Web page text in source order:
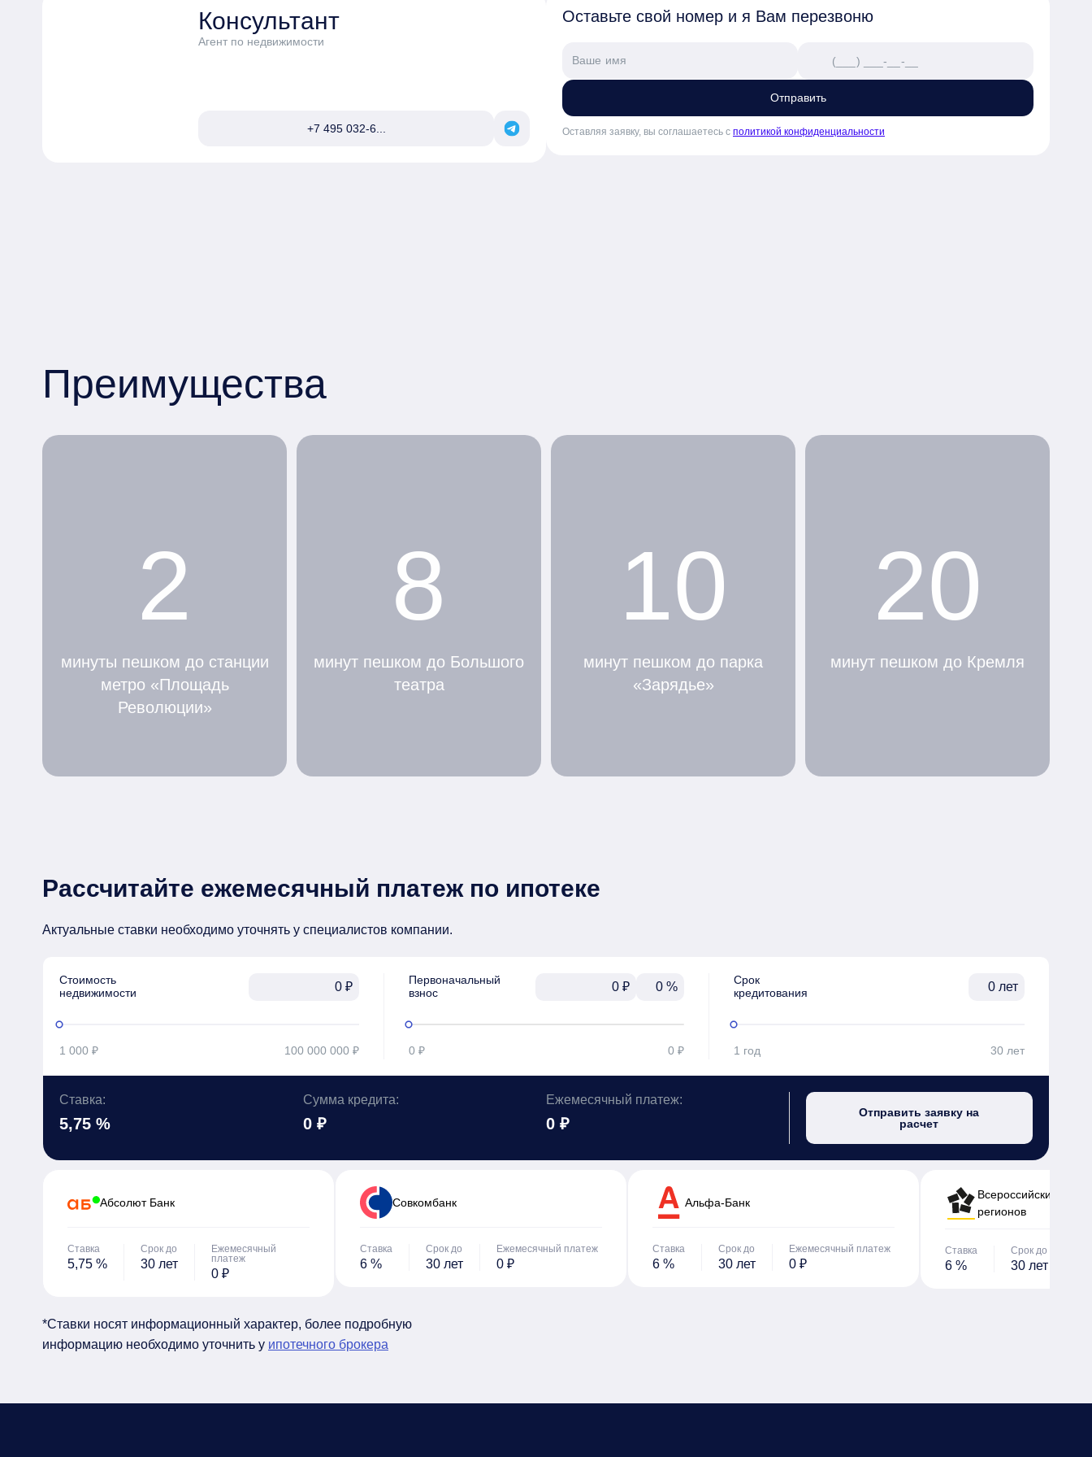
Консультант
Агент по недвижимости
+7 495 032-6...
Оставьте свой номер и я Вам перезвоню
Отправить
Оставляя заявку, вы соглашаетесь с политикой конфиденциальности
Преимущества
2
минуты пешком до станции
метро «Площадь
Революции»
8
минут пешком до Большого
театра
10
минут пешком до парка
«Зарядье»
20
минут пешком до Кремля
Рассчитайте ежемесячный платеж по ипотеке
Актуальные ставки необходимо уточнять у специалистов компании.
Стоимость
недвижимости
₽
1 000 ₽ 100 000 000 ₽
Первоначальный
взнос
₽ %
0 ₽ 0 ₽
Срок
кредитования
лет
1 год 30 лет
Ставка:
5,75 %
Сумма кредита:
0 ₽
Ежемесячный платеж:
0 ₽
Отправить заявку на
расчет
Абсолют Банк
Ставка
5,75 %
Срок до
30 лет
Ежемесячный
платеж
0 ₽
Cовкомбанк
Ставка
6 %
Срок до
30 лет
Ежемесячный платеж
0 ₽
Альфа-Банк
Ставка
6 %
Срок до
30 лет
Ежемесячный платеж
0 ₽
Всероссийский банк
регионов
Ставка
6 %
Срок до
30 лет
*Ставки носят информационный характер, более подробную
информацию необходимо уточнить у ипотечного брокера